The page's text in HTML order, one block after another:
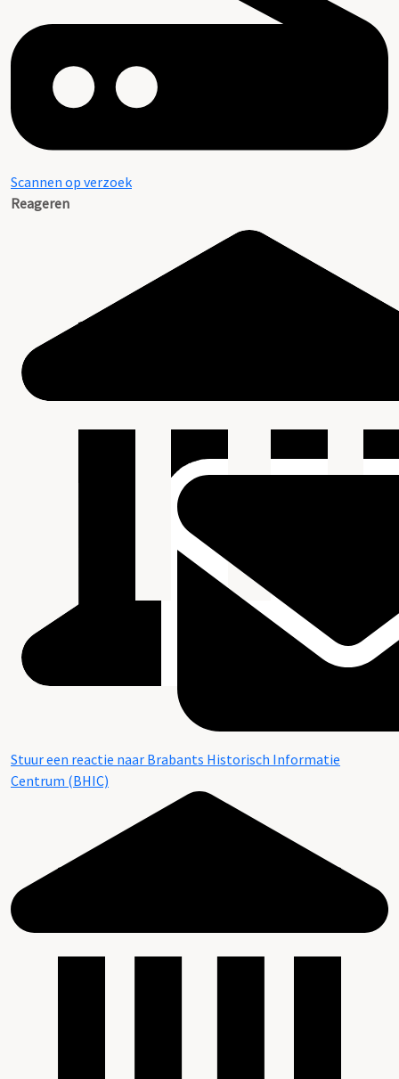
Scannen op verzoek
Reageren
Stuur een reactie naar Brabants Historisch Informatie
Centrum (BHIC)